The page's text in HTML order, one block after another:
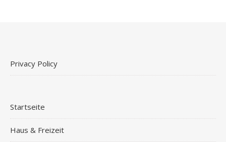
Privacy Policy
Startseite
Haus & Freizeit